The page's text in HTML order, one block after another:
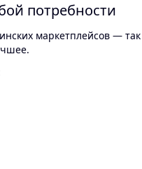
потребности
маркетплейсов —